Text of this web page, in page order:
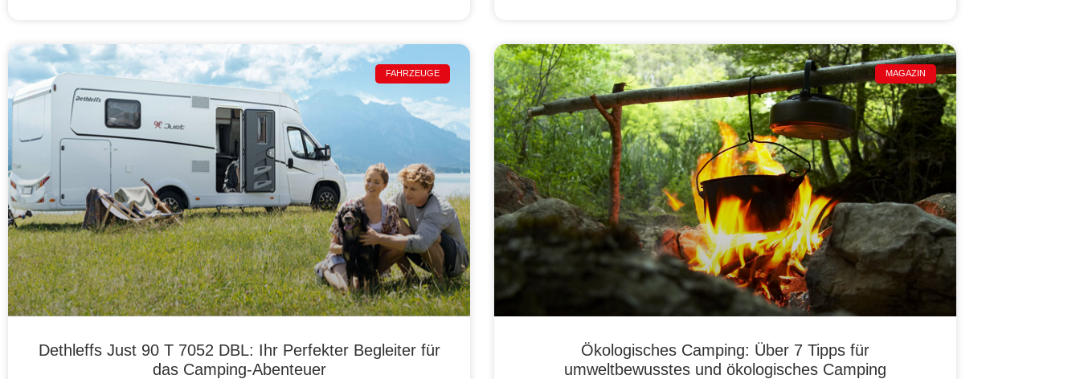
FAHRZEUGE
Dethleffs Just 90 T 7052 DBL: Ihr Perfekter Begleiter für
das Camping-Abenteuer
MAGAZIN
Ökologisches Camping: Über 7 Tipps für
umweltbewusstes und ökologisches Camping